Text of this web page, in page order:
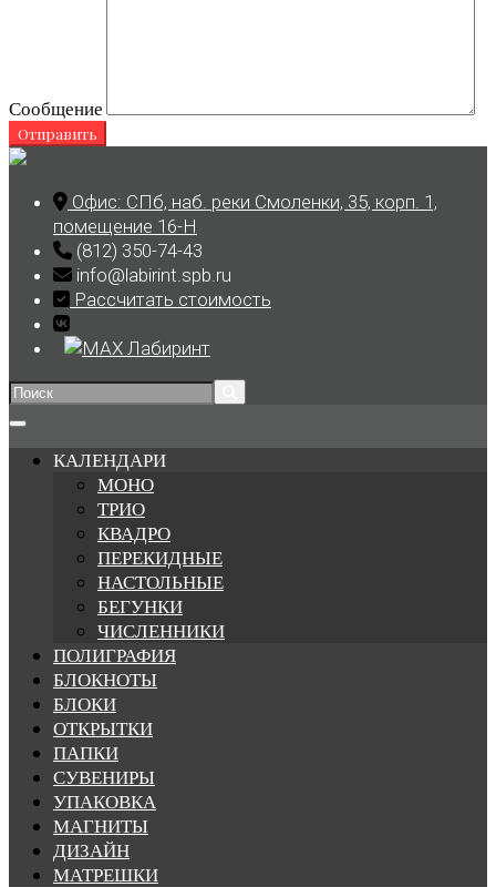
Сообщение
Skip
contentОфис: СПб, наб. реки Смоленки, 35, корп. 1,
помещение 16-Н
(812) 350-74-43
info@labirint.spb.ru
Рассчитать стоимость
Search
for:
КАЛЕНДАРИ
МОНО
ТРИО
КВАДРО
ПЕРЕКИДНЫЕ
НАСТОЛЬНЫЕ
БЕГУНКИ
ЧИСЛЕННИКИ
ПОЛИГРАФИЯ
БЛОКНОТЫ
БЛОКИ
ОТКРЫТКИ
ПАПКИ
СУВЕНИРЫ
УПАКОВКА
МАГНИТЫ
ДИЗАЙН
МАТРЕШКИ